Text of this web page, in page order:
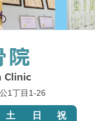
1丁目1‐26
土 日 祝